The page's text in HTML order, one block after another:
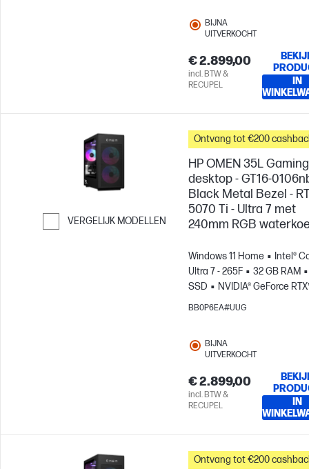
BIJNA
UITVERKOCHT
€ 2.899,00
incl. BTW &
RECUPEL
IN
VERGELIJK MODELLEN
Ontvang tot €200
HP OMEN 35L Gaming
desktop - GT16-
Black Metal Bezel -
5070 Ti - Ultra 7 met
240mm RGB
Windows 11 Home
Intel®
Ultra 7 - 265F
32 GB RAM
SSD
NVIDIA® GeForce
5070 Ti (16 GB)
BB0P6EA#UUG
BIJNA
UITVERKOCHT
€ 2.899,00
incl. BTW &
RECUPEL
IN
Ontvang tot €200